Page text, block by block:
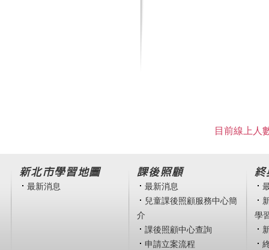
目前線上人
新北市學習地圖
最新消息
課後照顧
最新消息
兒童課後照顧服務中心簡
介
課後照顧中心查詢
申請立案流程
終
學